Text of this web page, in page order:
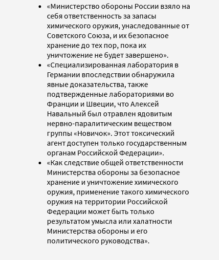
«Министерство обороны России взяло на
себя ответственность за запасы
химического оружия, унаследованные от
Советского Союза, и их безопасное
хранение до тех пор, пока их
уничтожение не будет завершено».
«Специализированная лаборатория в
Германии впоследствии обнаружила
явные доказательства, также
подтвержденные лабораториями во
Франции и Швеции, что Алексей
Навальный был отравлен ядовитым
нервно-паралитическим веществом
группы «Новичок». Этот токсический
агент доступен только государственным
органам Российской Федерации».
«Как следствие общей ответственности
Министерства обороны за безопасное
хранение и уничтожение химического
оружия, применение такого химического
оружия на территории Российской
Федерации может быть только
результатом умысла или халатности
Министерства обороны и его
политического руководства».